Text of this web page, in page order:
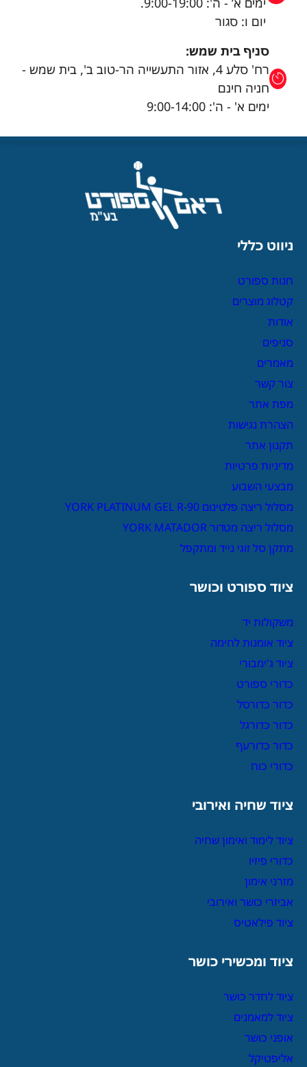
יום ו: סגור
סניף בית שמש:
רח' סלע 4, אזור התעשייה הר-טוב ב', בית שמש -
חניה חינם
ימים א' - ה': 9:00-14:00
ניווט כללי
חנות ספורט
קטלוג מוצרים
אודות
סניפים
מאמרים
צור קשר
מפת אתר
הצהרת נגישות
תקנון אתר
מדיניות פרטיות
מבצעי השבוע
מסלול ריצה פלטינום YORK PLATINUM GEL R-90
מסלול ריצה מטדור YORK MATADOR
מתקן סל זוגי נייד ומתקפל
ציוד ספורט וכושר
משקולות יד
ציוד אומנות לחימה
ציוד ג'ימבורי
כדורי ספורט
כדור כדורסל
כדור כדורגל
כדור כדורעף
כדורי כוח
ציוד שחיה ואירובי
ציוד לימוד ואימון שחיה
כדורי פיזיו
מזרני אימון
אביזרי כושר ואירובי
ציוד פילאטיס
ציוד ומכשירי כושר
ציוד לחדר כושר
ציוד למאמנים
אופני כושר
אליפטיקל